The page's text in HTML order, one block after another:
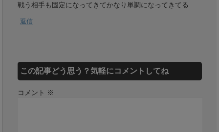
戦う相手も固定になってきてかなり単調になってきてる
返信
この記事どう思う？気軽にコメントしてね
コメント ※